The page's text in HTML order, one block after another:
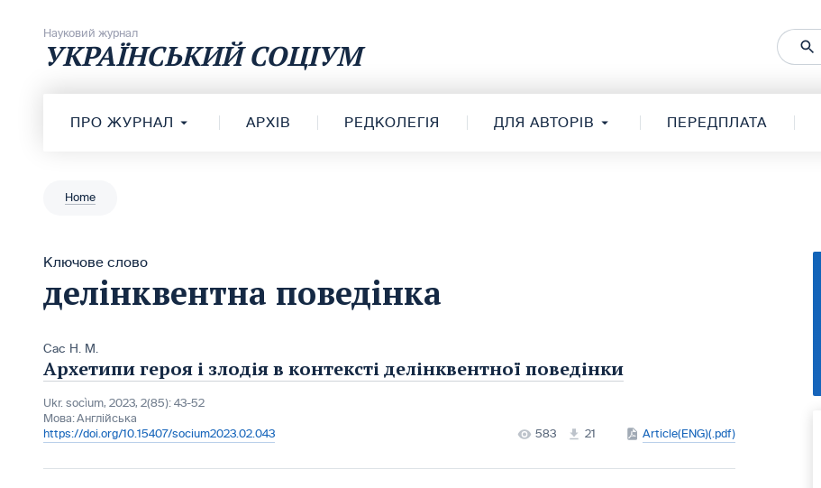
Науковий журнал
УКРАЇНСЬКИЙ СОЦІУМ
ПРО ЖУРНАЛ АРХІВ РЕДКОЛЕГІЯ ДЛЯ АВТОРІВ ПЕРЕДПЛАТА
Home
Ключове слово
делінквентна поведінка
Сас Н. М.
Архетипи героя і злодія в контексті делінквентної поведінки
Ukr. socìum, 2023, 2(85): 43-52
Мова:Англійська
https://doi.org/10.15407/socium2023.02.043
583 21 Article(ENG)(.pdf)